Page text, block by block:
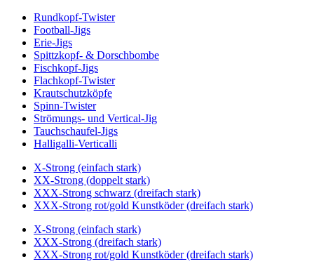
Rundkopf-Twister
Football-Jigs
Erie-Jigs
Spittzkopf- & Dorschbombe
Fischkopf-Jigs
Flachkopf-Twister
Krautschutzköpfe
Spinn-Twister
Strömungs- und Vertical-Jig
Tauchschaufel-Jigs
Halligalli-Verticalli
X-Strong (einfach stark)
XX-Strong (doppelt stark)
XXX-Strong schwarz (dreifach stark)
XXX-Strong rot/gold Kunstköder (dreifach stark)
X-Strong (einfach stark)
XXX-Strong (dreifach stark)
XXX-Strong rot/gold Kunstköder (dreifach stark)